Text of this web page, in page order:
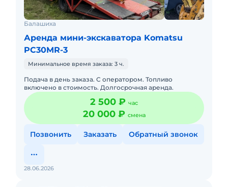
Балашиха
Аренда мини-экскаватора Komatsu
PC30MR-3
Минимальное время заказа: 3 ч.
Подача в день заказа. С оператором. Топливо
включено в стоимость. Долгосрочная аренда.
2 500 ₽ час
20 000 ₽ смена
Позвонить Заказать Обратный звонок
28.06.2026